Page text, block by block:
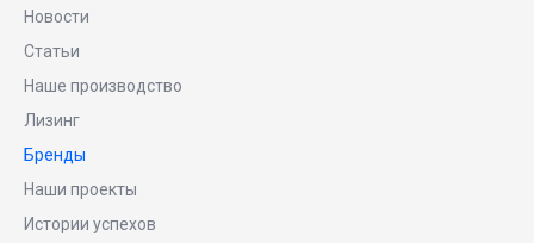
Новости
Статьи
Наше производство
Лизинг
Бренды
Наши проекты
Истории успехов